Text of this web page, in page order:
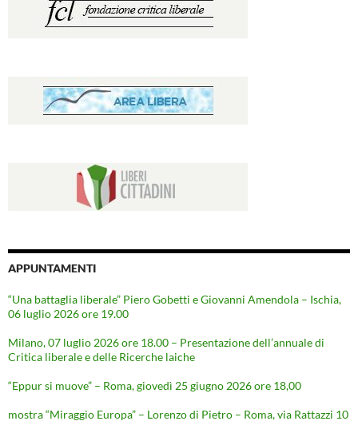
APPUNTAMENTI
“Una battaglia liberale” Piero Gobetti e Giovanni Amendola – Ischia,
06 luglio 2026 ore 19.00
Milano, 07 luglio 2026 ore 18.00 – Presentazione dell’annuale di
Critica liberale e delle Ricerche laiche
“Eppur si muove” – Roma, giovedì 25 giugno 2026 ore 18,00
mostra “Miraggio Europa” – Lorenzo di Pietro – Roma, via Rattazzi 10